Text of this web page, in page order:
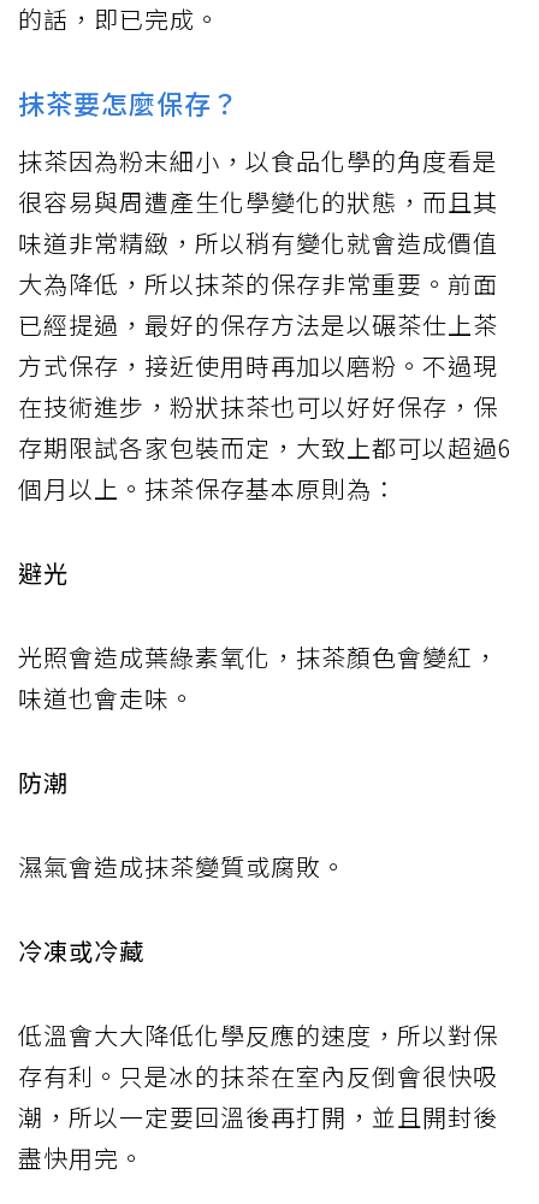
的話，即已完成。
抹茶要怎麼保存？
抹茶因為粉末細小，以食品化學的角度看是
很容易與周遭產生化學變化的狀態，而且其
味道非常精緻，所以稍有變化就會造成價值
大為降低，所以抹茶的保存非常重要。前面
已經提過，最好的保存方法是以碾茶仕上茶
方式保存，接近使用時再加以磨粉。不過現
在技術進步，粉狀抹茶也可以好好保存，保
存期限試各家包裝而定，大致上都可以超過6
個月以上。抹茶保存基本原則為：
避光
光照會造成葉綠素氧化，抹茶顏色會變紅，
味道也會走味。
防潮
濕氣會造成抹茶變質或腐敗。
冷凍或冷藏
低溫會大大降低化學反應的速度，所以對保
存有利。只是冰的抹茶在室內反倒會很快吸
潮，所以一定要回溫後再打開，並且開封後
盡快用完。